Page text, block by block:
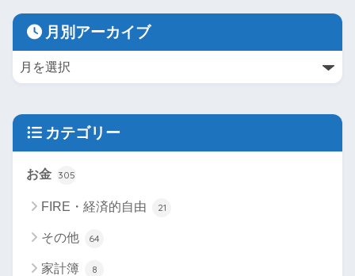
月別アーカイブ
カテゴリー
お金 305
FIRE・経済的自由 21
その他 64
家計簿 8